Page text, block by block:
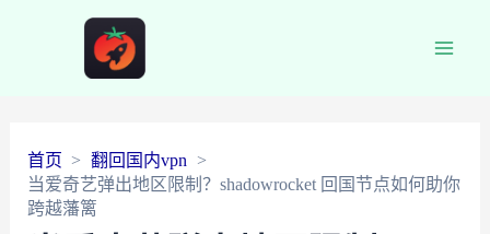
首页
翻回国内vpn
当爱奇艺弹出地区限制？shadowrocket 回国节点如何助你
跨越藩篱